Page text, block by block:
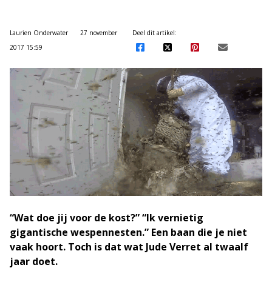
Laurien Onderwater
27 november
2017 15:59
Deel dit artikel:
“Wat doe jij voor de kost?” “Ik vernietig
gigantische wespennesten.” Een baan die je niet
vaak hoort. Toch is dat wat Jude Verret al twaalf
jaar doet.